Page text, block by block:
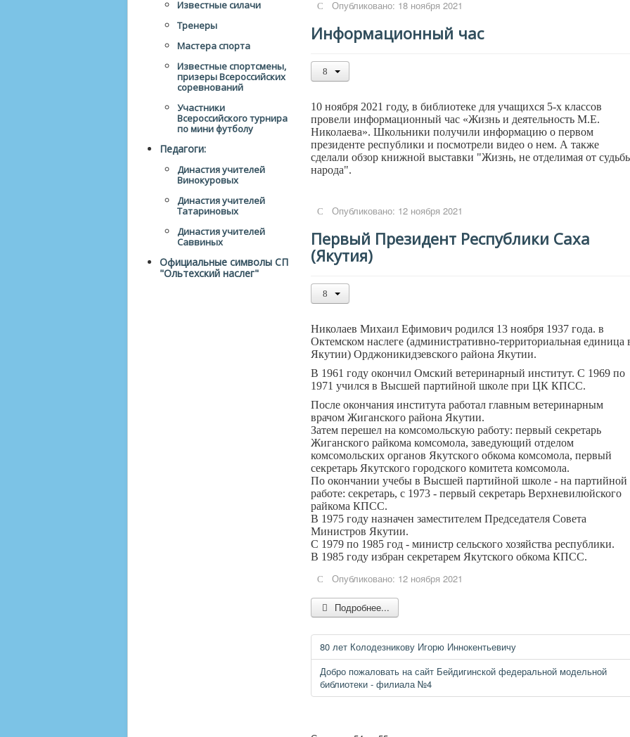
Известные силачи
Тренеры
Мастера спорта
Известные спортсмены,
призеры Всероссийских
соревнований
Участники
Всероссийского турнира
по мини футболу
Педагоги:
Династия учителей
Винокуровых
Династия учителей
Татариновых
Династия учителей
Саввиных
Официальные символы СП
"Ольтехский наслег"
Опубликовано: 18 ноября 2021
Информационный час
10 ноября 2021 году, в библиотеке для учащихся 5-х классов
провели информационный час «Жизнь и деятельность М.Е.
Николаева». Школьники получили информацию о первом
президенте республики и посмотрели видео о нем. А также
сделали обзор книжной выставки "Жизнь, не отделимая от
народа".
Опубликовано: 12 ноября 2021
Первый Президент Республики Саха
(Якутия)
Николаев Михаил Ефимович родился 13 ноября 1937 года. в
Октемском наслеге (административно-территориальная единица
Якутии) Орджоникидзевского района Якутии.
В 1961 году окончил Омский ветеринарный институт. С 1969 по
1971 учился в Высшей партийной школе при ЦК КПСС.
После окончания института работал главным ветеринарным
врачом Жиганского района Якутии.
Затем перешел на комсомольскую работу: первый секретарь
Жиганского райкома комсомола, заведующий отделом
комсомольских органов Якутского обкома комсомола, первый
секретарь Якутского городского комитета комсомола.
По окончании учебы в Высшей партийной школе - на партийной
работе: секретарь, с 1973 - первый секретарь Верхневилюйского
райкома КПСС.
В 1975 году назначен заместителем Председателя Совета
Министров Якутии.
С 1979 по 1985 год - министр сельского хозяйства республики.
В 1985 году избран секретарем Якутского обкома КПСС.
Опубликовано: 12 ноября 2021
Подробнее...
80 лет Колодезникову Игорю Иннокентьевичу
Добро пожаловать на сайт Бейдигинской федеральной модельной
библиотеки - филиала №4